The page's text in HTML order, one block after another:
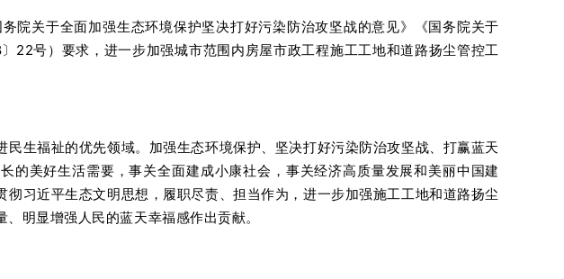
院关于全面加强生态环境保护坚决打好污染防治攻坚战的意见》《国务院关于
22号）要求，进一步加强城市范围内房屋市政工程施工工地和道路扬尘管控工
生福祉的优先领域。加强生态环境保护、坚决打好污染防治攻坚战、打赢蓝天
的美好生活需要，事关全面建成小康社会，事关经济高质量发展和美丽中国建
习近平生态文明思想，履职尽责、担当作为，进一步加强施工工地和道路扬尘
明显增强人民的蓝天幸福感作出贡献。